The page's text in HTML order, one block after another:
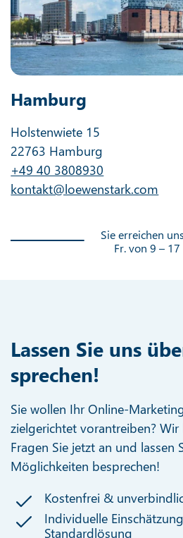
Hamburg
Holstenwiete 15
22763 Hamburg
+49 40 3808930
kontakt@loewenstark.com
Sie erreichen
Fr. von 9 –
Lassen Sie uns
sprechen!
Sie wollen Ihr Online-
zielgerichtet vorantreiben?
Fragen Sie jetzt an und lassen
Möglichkeiten besprechen!
Kostenfrei &
Individuelle
Standardlösung